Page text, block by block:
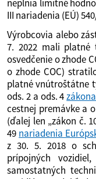
neplnia limitné
III nariadenia (EÚ)
Výrobcovia alebo
7. 2022 mali platné
osvedčenie o zhode
o zhode COC)
platné vnútroštátne
ods. 2 a ods. 4
cestnej premávke a
(ďalej len „zákon č.
49 nariadenia
z 30. 5. 2018 o
prípojných
samostatných